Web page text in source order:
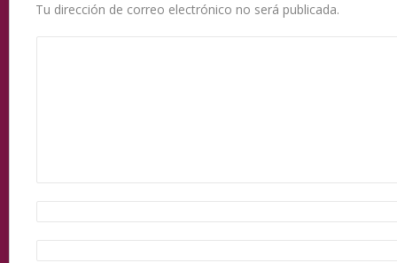
Tu dirección de correo electrónico no será publicada.